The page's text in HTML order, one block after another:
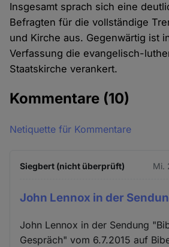
Insgesamt sprach sich eine
Befragten für die vollständige
und Kirche aus. Gegenwärtig ist
Verfassung die evangelisch-
Staatskirche verankert.
Kommentare (10)
Netiquette für Kommentare
Siegbert (nicht überprüft) Mi.
John Lennox in der
John Lennox in der Sendung
Gespräch" vom 6.7.2015 auf